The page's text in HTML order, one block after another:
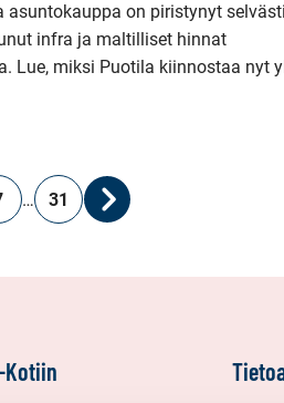
asuntokauppa on piristynyt
infra ja maltilliset hinnat
Lue, miksi Puotila kiinnostaa nyt
… 31
Seuraava
Kotiin